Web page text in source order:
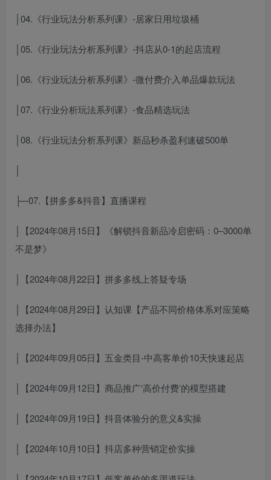
│04.《行业玩法分析系列课》-居家日用垃圾桶
│05.《行业玩法分析系列课》-抖店从0-1的起店流程
│06.《行业玩法分析系列课》-微付费介入单品爆款玩法
│07.《行业分析玩法系列课》-食品精选玩法
│08.《行业玩法分析系列课》新品秒杀盈利速破500单
├─07.【拼多多&抖音】直播课程
│【2024年08月15日】《解锁抖音新品冷启密码：0–3000单
不是梦》
│【2024年08月22日】拼多多线上答疑专场
│【2024年08月29日】认知课【产品不同价格体系对应策略
选择办法】
│【2024年09月05日】五金类目-中高客单价10天快速起店
│【2024年09月12日】商品推广‘高价付费’的模型搭建
│【2024年09月19日】抖音体验分的意义&实操
│【2024年10月10日】抖店多种营销定价实操